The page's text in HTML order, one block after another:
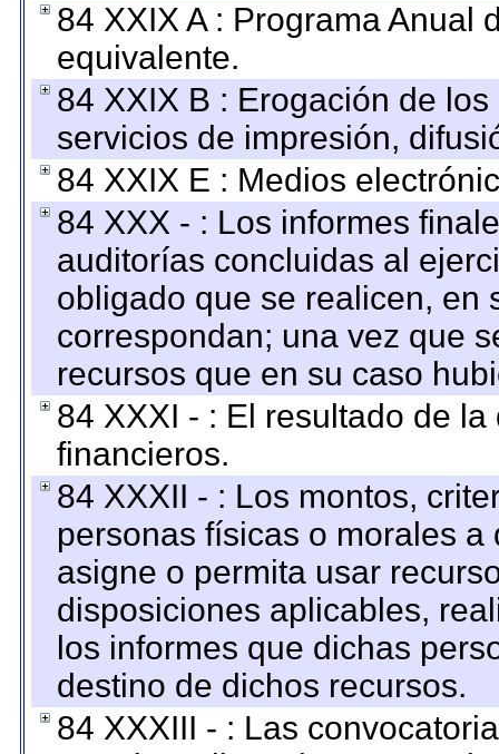
84 XXIX A : Programa Anual
equivalente.
84 XXIX B : Erogación de
servicios de impresión,
84 XXIX E : Medios
84 XXX - : Los informes
auditorías concluidas al
obligado que se realicen, en
correspondan; una vez que
recursos que en su caso
84 XXXI - : El resultado de
financieros.
84 XXXII - : Los montos,
personas físicas o morales
asigne o permita usar
disposiciones aplicables,
los informes que dichas
destino de dichos recursos.
84 XXXIII - : Las